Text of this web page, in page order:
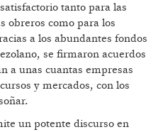
tanto para las
obreros como para los
a los abundantes fondos
se firmaron acuerdos
a unas cuantas empresas
y mercados, con los
un potente discurso en